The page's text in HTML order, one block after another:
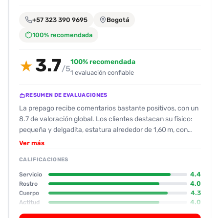
fácilmente.+57 323 390 9695 Bogotá
100% recomendada
★ 3.7/5
100% recomendada
1 evaluación confiable
RESUMEN DE EVALUACIONES
La prepago recibe comentarios bastante positivos, con un
8.7 de valoración global. Los clientes destacan su físico:
pequeña y delgadita, estatura alrededor de 1,60 m, con
pechos pequeños que les agradan y una cara que las fotos
experiencia reportada, la acompañante mostró una
actitud muy amable y proactiva: tomó la iniciativa, la guía
del cliente y se mostró abierta a la conversación, aunque
algunos le comentan que se queda pegada al celular al
terminar. Su trato fue cercano, con besos frecuentes y un
oral con condón que fue descrito como “normalito”. No
Ver más
CALIFICACIONES
Servicio 4.4
Rostro 4.0
Cuerpo 4.3
Actitud 4.0